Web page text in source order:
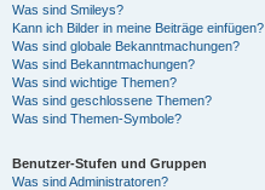
Was sind Smileys?
Kann ich Bilder in meine Beiträge einfügen?
Was sind globale Bekanntmachungen?
Was sind Bekanntmachungen?
Was sind wichtige Themen?
Was sind geschlossene Themen?
Was sind Themen-Symbole?
Benutzer-Stufen und Gruppen
Was sind Administratoren?